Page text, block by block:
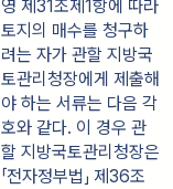
영 제31조제1항에 따라
토지의 매수를 청구하
려는 자가 관할 지방국
토관리청장에게 제출해
야 하는 서류는 다음 각
호와 같다. 이 경우 관
할 지방국토관리청장은
「전자정부법」 제36조